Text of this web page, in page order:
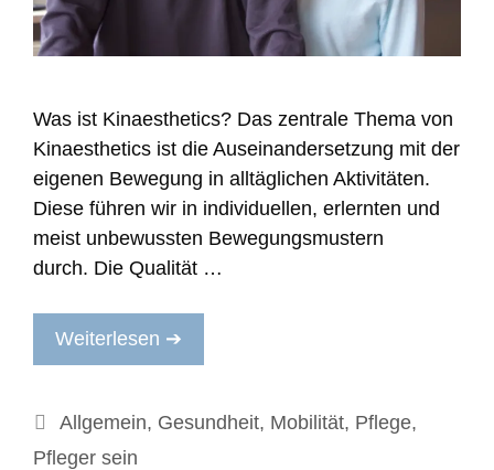
Was ist Kinaesthetics? Das zentrale Thema von
Kinaesthetics ist die Auseinandersetzung mit der
eigenen Bewegung in alltäglichen Aktivitäten.
Diese führen wir in individuellen, erlernten und
meist unbewussten Bewegungsmustern
durch. Die Qualität …
Weiterlesen ➔
Kategorien
Allgemein, Gesundheit, Mobilität, Pflege,
Pfleger sein